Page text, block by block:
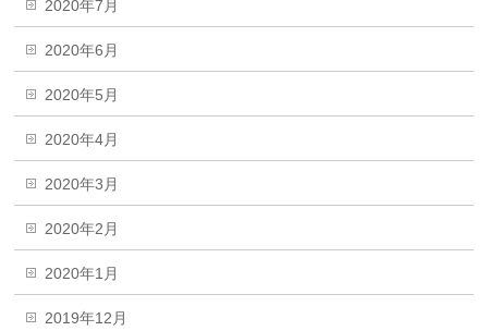
2020年7月
2020年6月
2020年5月
2020年4月
2020年3月
2020年2月
2020年1月
2019年12月